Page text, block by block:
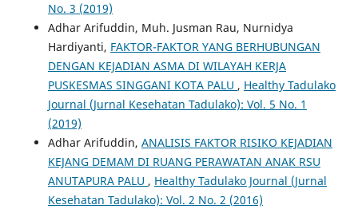
No. 3 (2019)
Adhar Arifuddin, Muh. Jusman Rau, Nurnidya
Hardiyanti, FAKTOR-FAKTOR YANG BERHUBUNGAN
DENGAN KEJADIAN ASMA DI WILAYAH KERJA
PUSKESMAS SINGGANI KOTA PALU , Healthy Tadulako
Journal (Jurnal Kesehatan Tadulako): Vol. 5 No. 1
(2019)
Adhar Arifuddin, ANALISIS FAKTOR RISIKO KEJADIAN
KEJANG DEMAM DI RUANG PERAWATAN ANAK RSU
ANUTAPURA PALU , Healthy Tadulako Journal (Jurnal
Kesehatan Tadulako): Vol. 2 No. 2 (2016)